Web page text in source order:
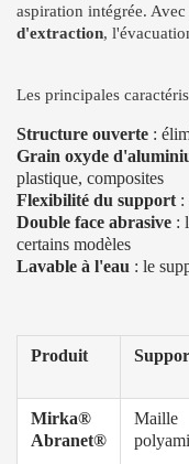
aspiration intégrée.
d'extraction,
Les principales
Structure ouverte :
Grain oxyde
plastique, composites
Flexibilité du support :
Double face abrasive :
certains modèles
Lavable à l'eau : le
Produit
Mirka®
Abranet®
Maille